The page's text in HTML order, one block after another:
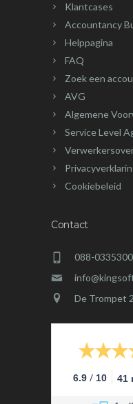
Klantcases
Accountancy
Helppagina
FAQ
Zoek een
AVG
Algemene
Service Level
Cookiebeleid
Contact
088-0335300
De Trompet
6.9 / 10 41